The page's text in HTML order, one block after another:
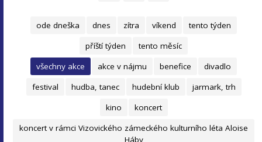
ode dneška dnes zítra víkend
tento týden
příští týden
tento měsíc
všechny akce
akce v nájmu benefice
divadlo
festival
hudba, tanec hudební klub
jarmark, trh
kino
koncert
koncert v rámci Vizovického zámeckého kulturního léta Aloise
Háby